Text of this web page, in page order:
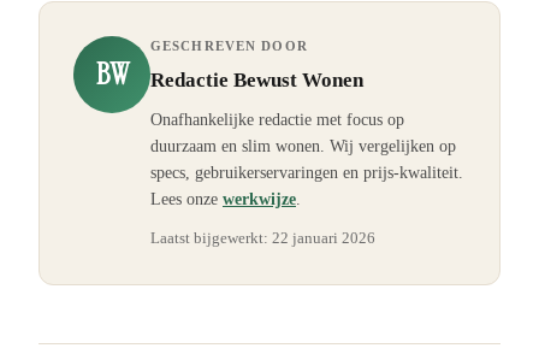
BW
GESCHREVEN DOOR
Redactie Bewust Wonen
Onafhankelijke redactie met focus op
duurzaam en slim wonen. Wij vergelijken op
specs, gebruikerservaringen en prijs-kwaliteit.
Lees onze werkwijze
Laatst bijgewerkt: 22 januari 2026